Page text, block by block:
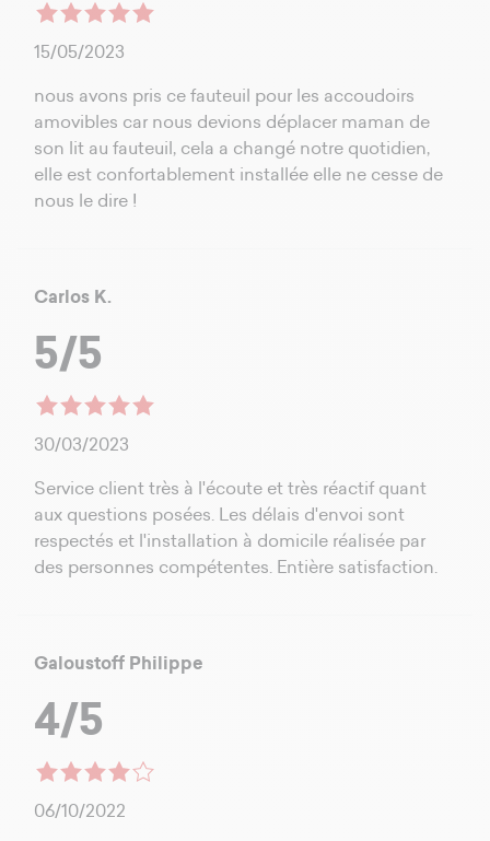
15/05/2023
nous avons pris ce fauteuil pour les accoudoirs
amovibles car nous devions déplacer maman de
son lit au fauteuil, cela a changé notre quotidien,
elle est confortablement installée elle ne cesse de
nous le dire !
Carlos K.
5/5
30/03/2023
Service client très à l'écoute et très réactif quant
aux questions posées. Les délais d'envoi sont
respectés et l'installation à domicile réalisée par
des personnes compétentes. Entière satisfaction.
Galoustoff Philippe
4/5
06/10/2022